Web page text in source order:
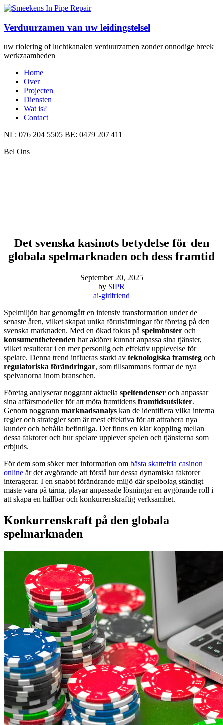
Verduurzamen van uw leidingstelsel
uw riolering of luchtkanalen verduurzamen zonder onnodige breek
werkzaamheden
Home
Over
Projecten
Diensten
Wat is?
Contact
NL: 076 204 5505 BE: 0479 207 411
Bel Ons
Det svenska kasinots betydelse för den
globala spelmarknaden och dess framtid
September 20, 2025
by SIPR
ai-girlfriend
Spelmiljön har genomgått en intensiv transformation under de
senaste åren, vilket skapat unika förutsättningar för företag på den
svenska marknaden. Med en ökad fokus på spelmönster och
konsumentbeteenden har aktörer kunnat anpassa sina tjänster,
vilket resulterar i en mer personlig och effektiv upplevelse för
spelare. Denna trend influeras starkt av teknologiska framsteg och
regulatoriska förändringar, som tillsammans formar de nya
spelvanorna inom branschen.
Företag analyserar noggrant aktuella speltendenser och anpassar
sina affärsmodeller för att möta framtidens framtidsutsikter.
Genom noggrann marknadsanalys kan de identifiera vilka interna
regler och strategier som är mest effektiva för att attrahera nya
kunder och behålla befintliga. Det finns en klar koppling mellan
dessa faktorer och hur spelare upplever spelen och tjänsterna som
erbjuds.
För dem som söker mer information om bästa skattefria casinon
online är det avgörande att förstå hur dessa dynamiska faktorer
interagerar. I en snabbt förändrande miljö där spelbolag ständigt
måste vara på tårna, playar anpassade lösningar en avgörande roll i
att skapa en hållbar och konkurrenskraftig verksamhet.
Konkurrenskraft på den globala
spelmarknaden